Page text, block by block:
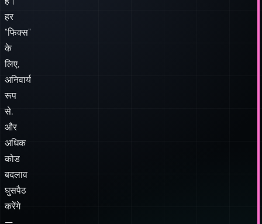
लिए,
अनिवार्य
रूप
से,
और
कोड
बदलाव
घुसपैठ
करेंगे
मूल